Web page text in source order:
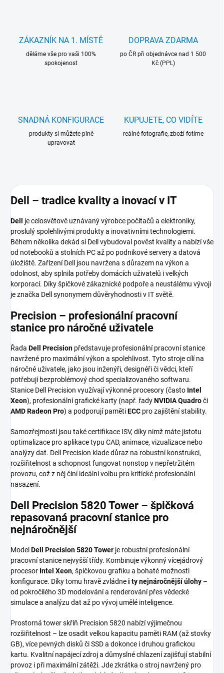
ZÁKAZNÍK NA 1. MÍSTĚ
děláme vše pro vaši 100%
spokojenost
DOPRAVA ZDARMA
po ČR při objednávce nad 1 500
Kč (PPL)
SNADNÁ KONFIGURACE
produkty si můžete plně
upravovat
KUPUJETE, CO VIDÍTE
reálné fotografie, zboží fotíme
Dell – tradice kvality a inovací v IT
Dell
je celosvětově uznávaný výrobce počítačů a elektroniky,
proslulý spolehlivými produkty a inovativními technologiemi.
Během několika dekád si Dell vybudoval pověst kvality a nabízí vše
od notebooků a stolních PC až po podnikové servery a datová
úložiště. Zařízení Dell jsou navržena s důrazem na výkon a
odolnost, aby splnila potřeby domácích uživatelů i velkých
korporací. Díky špičkové zákaznické podpoře a neustálému vývoji
je značka Dell synonymem důvěryhodnosti v IT světě.
Precision – profesionální pracovní
stanice pro náročné uživatele
Řada Dell Precision představuje profesionální pracovní stanice
navržené pro maximální výkon a spolehlivost. Tyto stroje cílí na
náročné uživatele, jako jsou inženýři, designéři či vědci, kteří
potřebují bezproblémový chod specializovaného softwaru.
Stanice Dell Precision využívají výkonné procesory (často Intel
Xeon), profesionální grafické karty (např. řadyNVIDIA Quadroči
AMD Radeon Pro) a podporují pamětiECC pro zajištění stability.
Samozřejmostí jsou také certifikace ISV, díky nimž máte jistotu
optimalizace pro aplikace typu CAD, animace, vizualizace nebo
analýzy dat. Dell Precision klade důraz na robustní konstrukci,
rozšiřitelnost a schopnost fungovat nonstop v nepřetržitém
provozu, což z něj činí ideální volbu pro kritické profesionální
nasazení.
Dell Precision 5820 Tower – špičková
repasovaná pracovní stanice pro
nejnáročnější
Model Dell Precision 5820 Tower je robustní profesionální
pracovní stanice nejvyšší třídy. Kombinuje výkonný vícejádrový
procesor Intel Xeon, špičkovou grafiku a bohaté možnosti
konfigurace. Díky tomu hravě zvládnei ty nejnáročnější úlohy –
od pokročilého 3D modelování a renderování přes vědecké
simulace a analýzu dat až po vývoj umělé inteligence.
Prostorná tower skříň Precision 5820 nabízí výjimečnou
rozšiřitelnost – lze osadit velkou kapacitu paměti RAM (až stovky
GB), více pevných disků či SSD a dokonce i druhou grafickou
kartu. Kvalitní napájecí zdroj a důmyslné chlazení zajišťují stabilní
provoz i při maximální zátěži. Jde zkrátka o stroj navržený pro